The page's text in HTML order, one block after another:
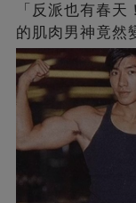
「反派也有春
的肌肉男神竟然
他的秘密！